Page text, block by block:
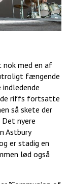
nok med en af
fængende
riffs fortsatte
så skete der
nyere
Astbury
er stadig en
lød også